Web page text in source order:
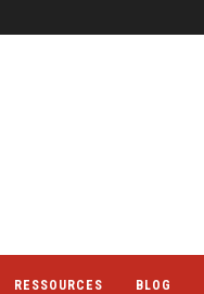
RESSOURCES BLOG